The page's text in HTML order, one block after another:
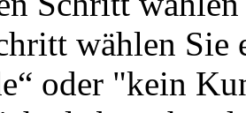
wählen
oder "kein